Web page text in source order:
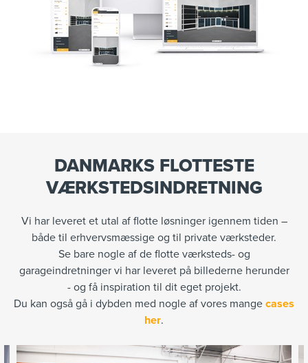
DANMARKS FLOTTESTE
VÆRKSTEDSINDRETNING
Vi har leveret et utal af flotte løsninger igennem tiden –
både til erhvervsmæssige og til private værksteder.
Se bare nogle af de flotte værksteds- og
garageindretninger vi har leveret på billederne herunder
- og få inspiration til dit eget projekt.
Du kan også gå i dybden med nogle af vores mange cases
her.